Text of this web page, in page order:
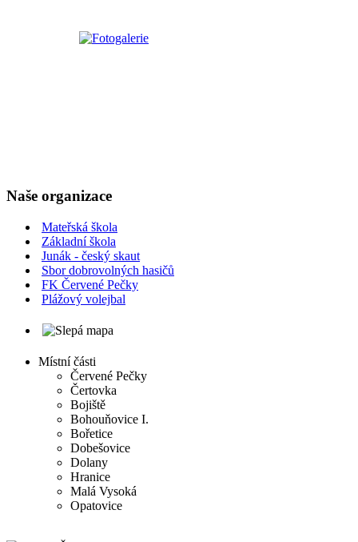
Naše organizace
Mateřská škola
Základní škola
Junák - český skaut
Sbor dobrovolných hasičů
FK Červené Pečky
Plážový volejbal
Místní části
Červené Pečky
Čertovka
Bojiště
Bohouňovice I.
Bořetice
Dobešovice
Dolany
Hranice
Malá Vysoká
Opatovice